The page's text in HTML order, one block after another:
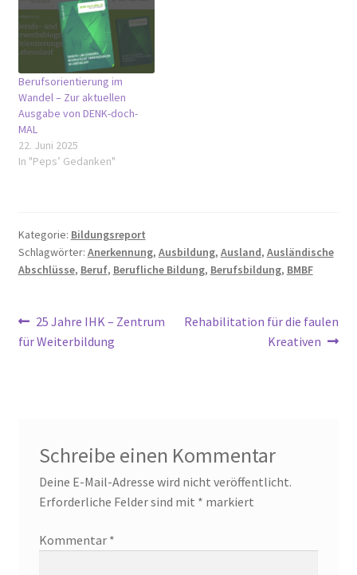
Berufsorientierung im
Wandel – Zur aktuellen
Ausgabe von DENK-doch-
MAL
22. Juni 2025
In "Peps’ Gedanken"
Kategorie: Bildungsreport
Schlagwörter: Anerkennung, Ausbildung, Ausland, Ausländische
Abschlüsse, Beruf, Berufliche Bildung, Berufsbildung, BMBF
Beitragsnavigation
Vorheriger
Beitrag:
25 Jahre IHK – Zentrum
für Weiterbildung
Nächster
Rehabilitation für die faulen
Kreativen
Schreibe einen Kommentar
Deine E-Mail-Adresse wird nicht veröffentlicht.
Erforderliche Felder sind mit * markiert
Kommentar *